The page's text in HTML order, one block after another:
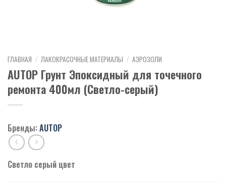
ГЛАВНАЯ / ЛАКОКРАСОЧНЫЕ МАТЕРИАЛЫ / АЭРОЗОЛИ
AUTOP Грунт Эпоксидный для точечного
ремонта 400мл (Светло-серый)
Бренды:AUTOP
Светло серый цвет